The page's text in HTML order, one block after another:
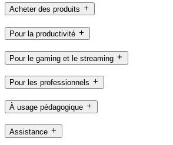
Acheter des produits
Pour la productivité
Pour le gaming et le streaming
Pour les professionnels
À usage pédagogique
Assistance